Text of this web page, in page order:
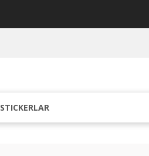
STICKERLAR